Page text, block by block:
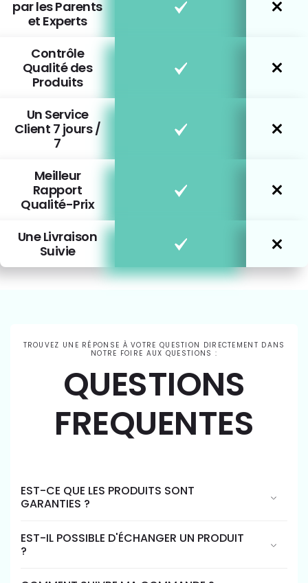
par les Parents
et Experts
Contrôle
Qualité des
Produits
Un Service
Client 7 jours /
7
Meilleur
Rapport
Qualité-Prix
Une Livraison
Suivie
TROUVEZ UNE RÉPONSE À VOTRE QUESTION DIRECTEMENT DANS
NOTRE FOIRE AUX QUESTIONS :
QUESTIONS
FREQUENTES
EST-CE QUE LES PRODUITS SONT
GARANTIES ?
EST-IL POSSIBLE D'ÉCHANGER UN PRODUIT
?